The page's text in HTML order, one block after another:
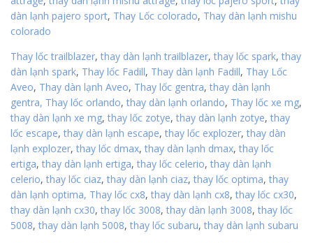
dàn lạnh pajero sport, Thay Lốc colorado, Thay dàn lạnh mishu
colorado
Thay lốc trailblazer, thay dàn lạnh trailblazer, thay lốc spark, thay
dàn lạnh spark, Thay lốc Fadill, Thay dàn lạnh Fadill, Thay Lốc
Aveo, Thay dàn lạnh Aveo, Thay lốc gentra, thay dàn lạnh
gentra, Thay lốc orlando, thay dàn lạnh orlando, Thay lốc xe mg,
thay dàn lạnh xe mg, thay lốc zotye, thay dàn lạnh zotye, thay
lốc escape, thay dàn lạnh escape, thay lốc explozer, thay dàn
lạnh explozer, thay lốc dmax, thay dàn lạnh dmax, thay lốc
ertiga, thay dàn lạnh ertiga, thay lốc celerio, thay dàn lạnh
celerio, thay lốc ciaz, thay dàn lạnh ciaz, thay lốc optima, thay
dàn lạnh optima, Thay lốc cx8, thay dàn lạnh cx8, thay lốc cx30,
thay dàn lạnh cx30, thay lốc 3008, thay dàn lạnh 3008, thay lốc
5008, thay dàn lạnh 5008, thay lốc subaru, thay dàn lạnh subaru